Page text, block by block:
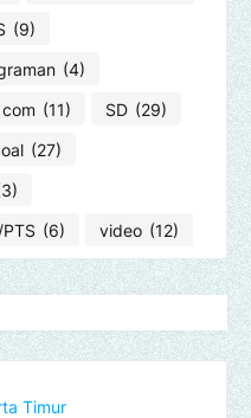
(9)
(4)
(11) SD (29)
(27)
(6) video (12)